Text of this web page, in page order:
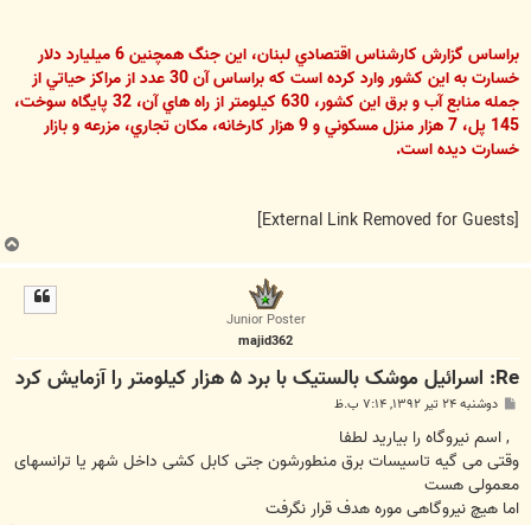
براساس گزارش كارشناس اقتصادي لبنان، اين جنگ همچنين 6 ميليارد دلار
خسارت به اين كشور وارد كرده است كه براساس آن 30 عدد از مراكز حياتي از
جمله منابع آب و برق اين كشور، 630 كيلومتر از راه هاي آن، 32 پايگاه سوخت،
145 پل، 7 هزار منزل مسكوني و 9 هزار كارخانه، مكان تجاري، مزرعه و بازار
خسارت ديده است.
[External Link Removed for Guests]
Junior Poster
majid362
Re: اسرائیل موشک بالستیک با برد ۵ هزار کیلومتر را آزمایش کرد
ت
دوشنبه ۲۴ تیر ۱۳۹۲, ۷:۱۴ ب.ظ
, اسم نیروگاه را بیارید لطفا
وقتی می گیه تاسیسات برق منطورشون جتی کابل کشی داخل شهر یا ترانسهای
معمولی هست
اما هیچ نیروگاهی موره هدف قرار نگرفت